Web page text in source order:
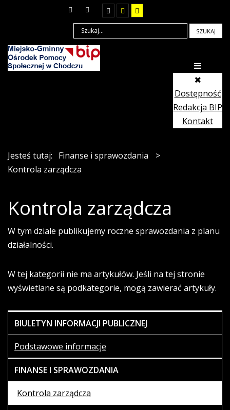
SZUKAJ
Dostępność
Redakcja BIP
Kontakt
Jesteś tutaj: Finanse i sprawozdania
>
Kontrola zarządcza
Kontrola zarządcza
W tym dziale publikujemy roczne sprawozdania z planu
działalności.
W tej kategorii nie ma artykułów. Jeśli na tej stronie
wyświetlane są podkategorie, mogą zawierać artykuły.
BIULETYN INFORMACJI PUBLICZNEJ
Podstawowe informacje
FINANSE I SPRAWOZDANIA
Kontrola zarządcza